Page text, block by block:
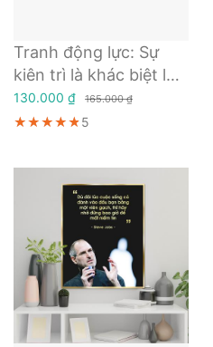
Tranh động lực: Sự
kiên trì là khác biệt lớn
nhất giữa thành công
và thất bại - Donal
130.000 ₫ 165.000 ₫
★★★★★
★★★★★
★★★★★5